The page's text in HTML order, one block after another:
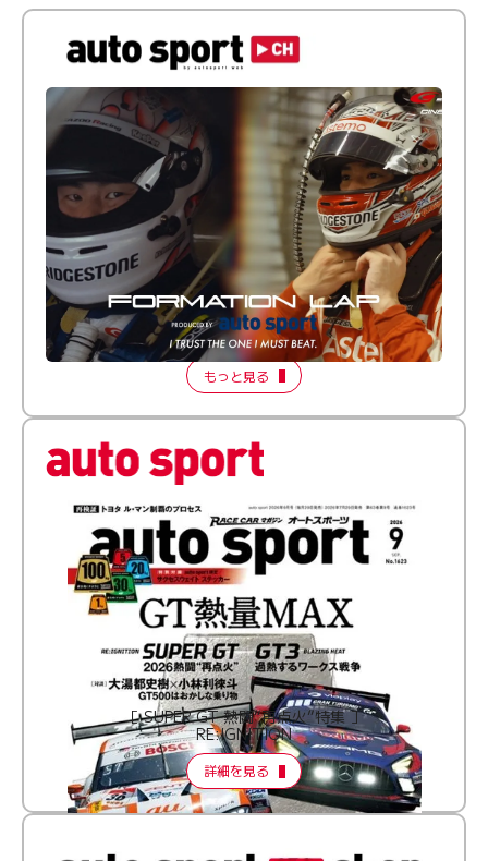
倒す相手を、信じてる。小林利徠斗 × 野村勇斗
【FORMATION LAP Produced by auto sport】
2026 Episode 2
もっと見る
［ SUPER GT 熱闘“再点火”特集 ］
RE:IGNITION
詳細を見る